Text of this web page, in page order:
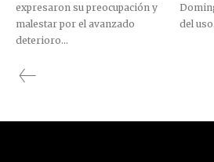
expresaron su preocupación y
malestar por el avanzado
deterioro...
del